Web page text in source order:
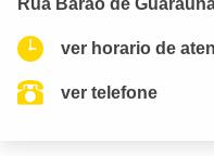
Rua Barão de
ver horario de
ver telefone